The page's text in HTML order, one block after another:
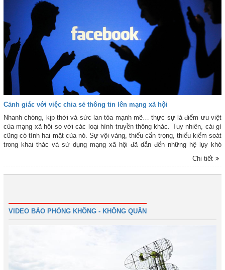
Cảnh giác với việc chia sẻ thông tin lên mạng xã hội
Nhanh chóng, kịp thời và sức lan tỏa mạnh mẽ… thực sự là điểm ưu việt
của mạng xã hội so với các loại hình truyền thông khác. Tuy nhiên, cái gì
cũng có tính hai mặt của nó. Sự vội vàng, thiếu cẩn trọng, thiếu kiểm soát
trong khai thác và sử dụng mạng xã hội đã dẫn đến những hệ lụy khó
quốc phòng, gây mất đoàn kết nội bộ cơ quan đơn vị, xâm phạm cuộc
Chi tiết
VIDEO BÁO PHÒNG KHÔNG - KHÔNG QUÂN